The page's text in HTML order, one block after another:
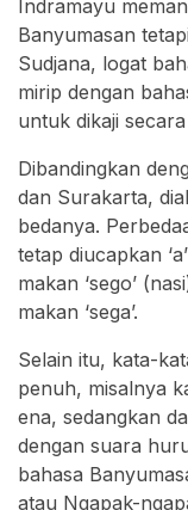
Indramayu
Banyumasan
Sudjana, logat
mirip dengan
untuk dikaji
Dibandingkan
dan Surakarta,
bedanya.
tetap diucapkan
makan ‘sego’
makan ‘sega’.
Selain itu, kata-
penuh, misalnya
ena, sedangkan
dengan suara
bahasa
atau Ngapak-